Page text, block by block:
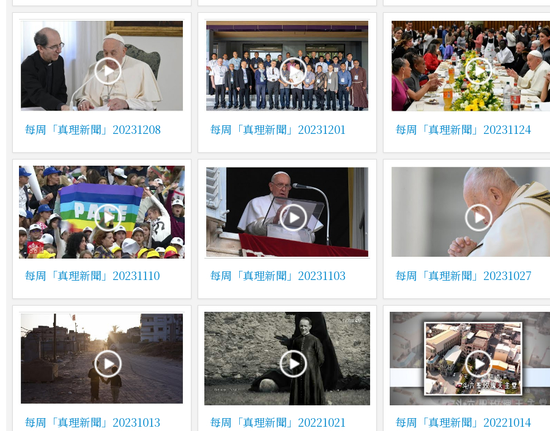
每周「真理新聞」20231208 每周「真理新聞」20231201 每周「真理新聞」20231124
每周「真理新聞」20231110 每周「真理新聞」20231103 每周「真理新聞」20231027
每周「真理新聞」20231013 每周「真理新聞」20221021 每周「真理新聞」20221014